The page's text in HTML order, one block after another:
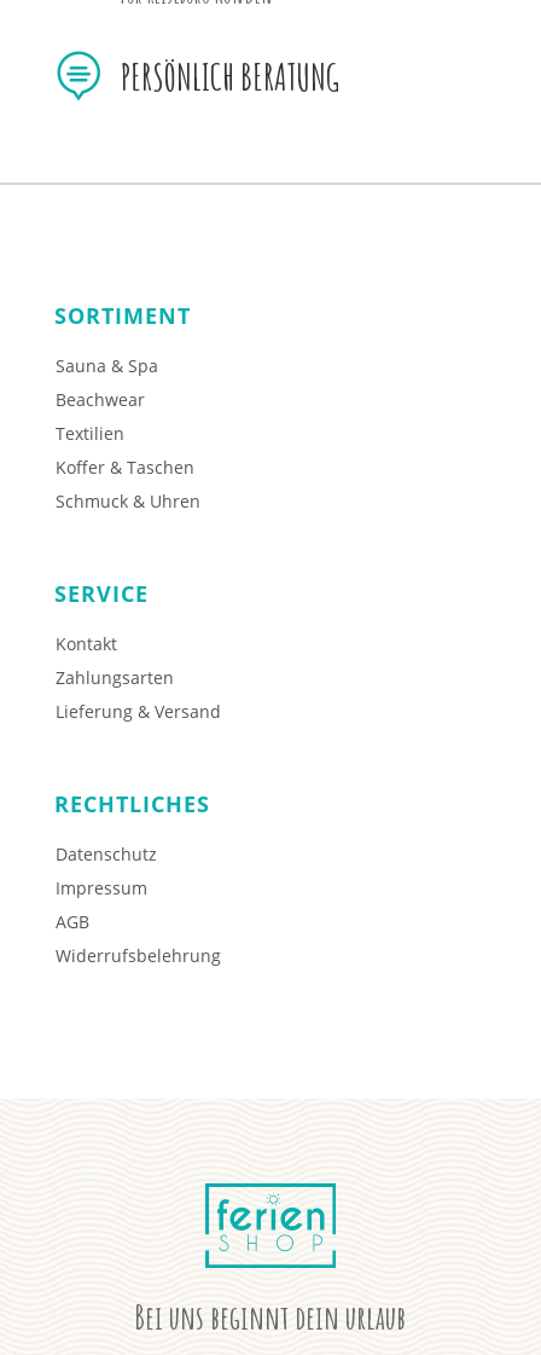
 PERSÖNLICH BERATUNG
SORTIMENT
Sauna & Spa
Beachwear
Textilien
Koffer & Taschen
Schmuck & Uhren
SERVICE
Kontakt
Zahlungsarten
Lieferung & Versand
RECHTLICHES
Datenschutz
Impressum
AGB
Widerrufsbelehrung
Bei uns beginnt dein urlaub